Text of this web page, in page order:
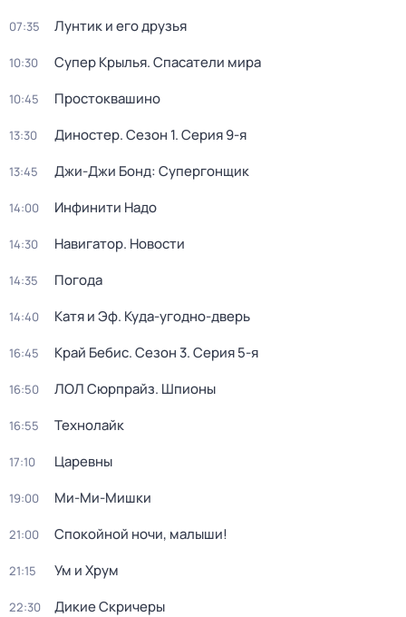
07:35 Лунтик и его друзья
10:30 Супер Крылья. Спасатели мира
10:45 Простоквашино
13:30 Диностер. Сезон 1. Серия 9-я
13:45 Джи-Джи Бонд: Супергонщик
14:00 Инфинити Надо
14:30 Навигатор. Новости
14:35 Погода
14:40 Катя и Эф. Куда-угодно-дверь
16:45 Край Бебис. Сезон 3. Серия 5-я
16:50 ЛОЛ Сюрпрайз. Шпионы
16:55 Технолайк
17:10 Царевны
19:00 Ми-Ми-Мишки
21:00 Спокойной ночи, малыши!
21:15 Ум и Хрум
22:30 Дикие Скричеры